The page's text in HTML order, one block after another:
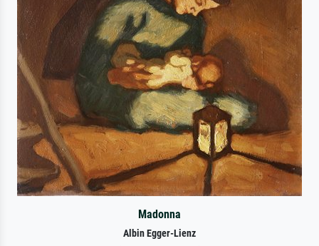
Madonna
Albin Egger-Lienz